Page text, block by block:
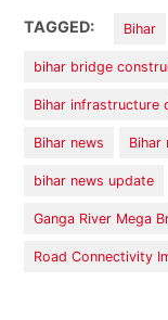
TAGGED: Bihar
bihar bridge
Bihar infrastructure
Bihar news Bihar
bihar news update
Ganga River Mega
Road Connectivity